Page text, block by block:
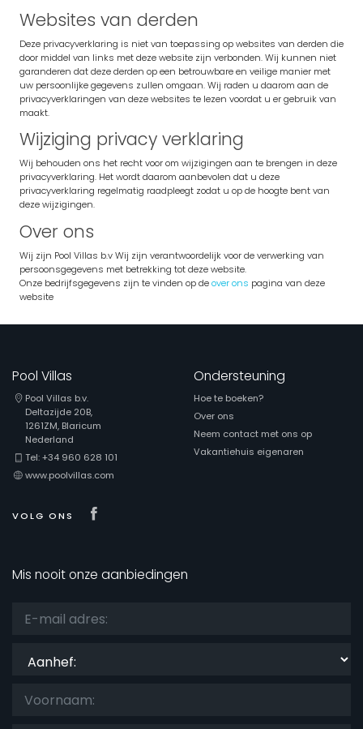
Websites van derden
Deze privacyverklaring is niet van toepassing op websites van derden die
door middel van links met deze website zijn verbonden. Wij kunnen niet
garanderen dat deze derden op een betrouwbare en veilige manier met
uw persoonlijke gegevens zullen omgaan. Wij raden u daarom aan de
privacyverklaringen van deze websites te lezen voordat u er gebruik van
maakt.
Wijziging privacy verklaring
Wij behouden ons het recht voor om wijzigingen aan te brengen in deze
privacyverklaring. Het wordt daarom aanbevolen dat u deze
privacyverklaring regelmatig raadpleegt zodat u op de hoogte bent van
deze wijzigingen.
Over ons
Wij zijn Pool Villas b.v Wij zijn verantwoordelijk voor de verwerking van
persoonsgegevens met betrekking tot deze website.
Onze bedrijfsgegevens zijn te vinden op deover ons pagina van deze
website
Pool Villas
Pool Villas b.v.
Deltazijde 20B,
1261ZM, Blaricum
Nederland
Tel: +34 960 628 101
www.poolvillas.com
VOLG ONS
Ondersteuning
Hoe te boeken?
Over ons
Neem contact met ons op
Vakantiehuis eigenaren
Mis nooit onze aanbiedingen